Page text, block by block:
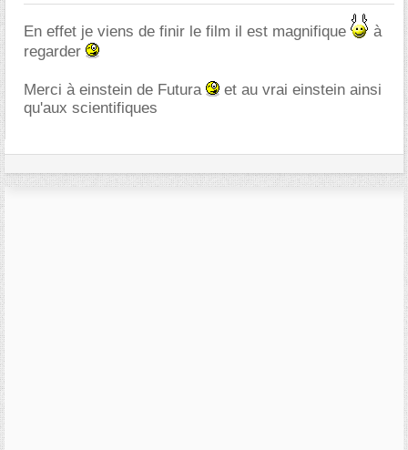
En effet je viens de finir le film il est magnifique
à
regarder
Merci à einstein de Futura
et au vrai einstein ainsi
qu'aux scientifiques